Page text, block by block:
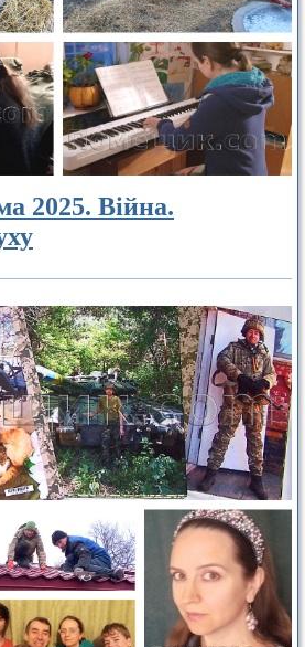
2025. Війна.